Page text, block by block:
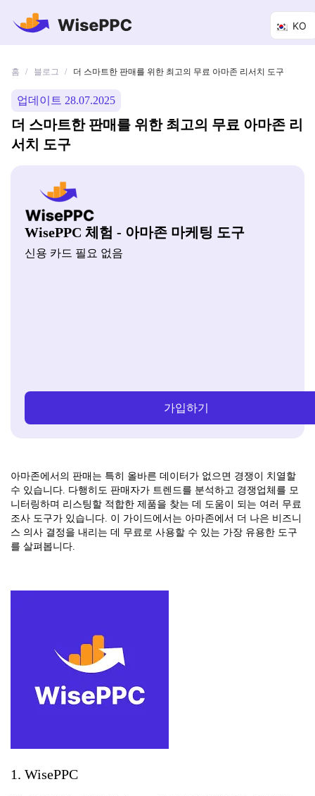
KO
홈 / 블로그 / 더 스마트한 판매를 위한 최고의 무료 아마존 리서치 도구
업데이트 28.07.2025
더 스마트한 판매를 위한 최고의 무료 아마존 리
서치 도구
WisePPC 체험 - 아마존 마케팅 도구
신용 카드 필요 없음
가입하기
아마존에서의 판매는 특히 올바른 데이터가 없으면 경쟁이 치열할
수 있습니다. 다행히도 판매자가 트렌드를 분석하고 경쟁업체를 모
니터링하며 리스팅할 적합한 제품을 찾는 데 도움이 되는 여러 무료
조사 도구가 있습니다. 이 가이드에서는 아마존에서 더 나은 비즈니
스 의사 결정을 내리는 데 무료로 사용할 수 있는 가장 유용한 도구
를 살펴봅니다.
1. WisePPC